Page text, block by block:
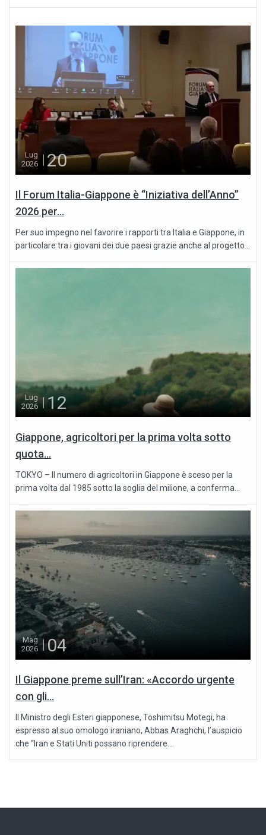
Lug
2026
20
Il Forum Italia-Giappone è “Iniziativa dell’Anno”
2026 per...
Per suo impegno nel favorire i rapporti tra Italia e Giappone, in
particolare tra i giovani dei due paesi grazie anche al progetto...
Lug
2026
12
Giappone, agricoltori per la prima volta sotto
quota...
TOKYO – Il numero di agricoltori in Giappone è sceso per la
prima volta dal 1985 sotto la soglia del milione, a conferma...
Mag
2026
04
Il Giappone preme sull’Iran: «Accordo urgente
con gli...
Il Ministro degli Esteri giapponese, Toshimitsu Motegi, ha
espresso al suo omologo iraniano, Abbas Araghchi, l’auspicio
che “Iran e Stati Uniti possano riprendere...